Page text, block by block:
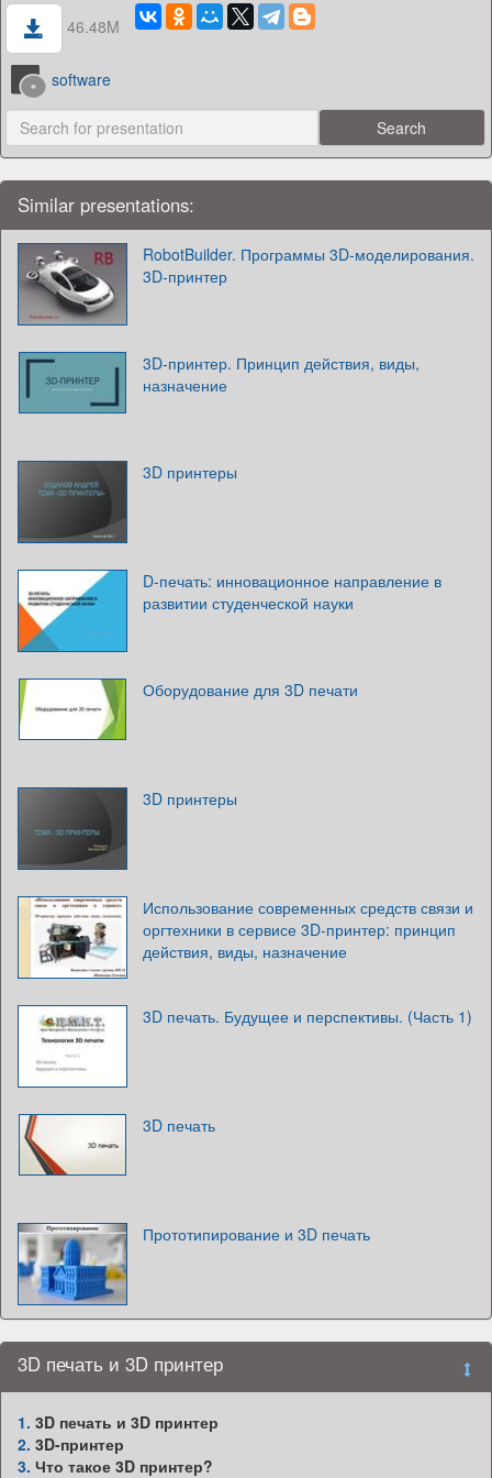
46.48M
software
Similar presentations:
RobotBuilder. Программы 3D-моделирования.
3D-принтер
3D-принтер. Принцип действия, виды,
назначение
3D принтеры
D-печать: инновационное направление в
развитии студенческой науки
Оборудование для 3D печати
3D принтеры
Использование современных средств связи и
оргтехники в сервисе 3D-принтер: принцип
действия, виды, назначение
3D печать. Будущее и перспективы. (Часть 1)
3D печать
Прототипирование и 3D печать
3D печать и 3D принтер
1. 3D печать и 3D принтер
2. 3D-принтер
3. Что такое 3D принтер?